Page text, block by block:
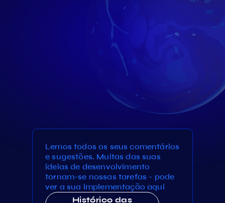
Lemos todos os seus comentários
e sugestões. Muitas das suas
ideias de desenvolvimento
tornam-se nossas tarefas - pode
ver a sua implementação aqui
Histórico das